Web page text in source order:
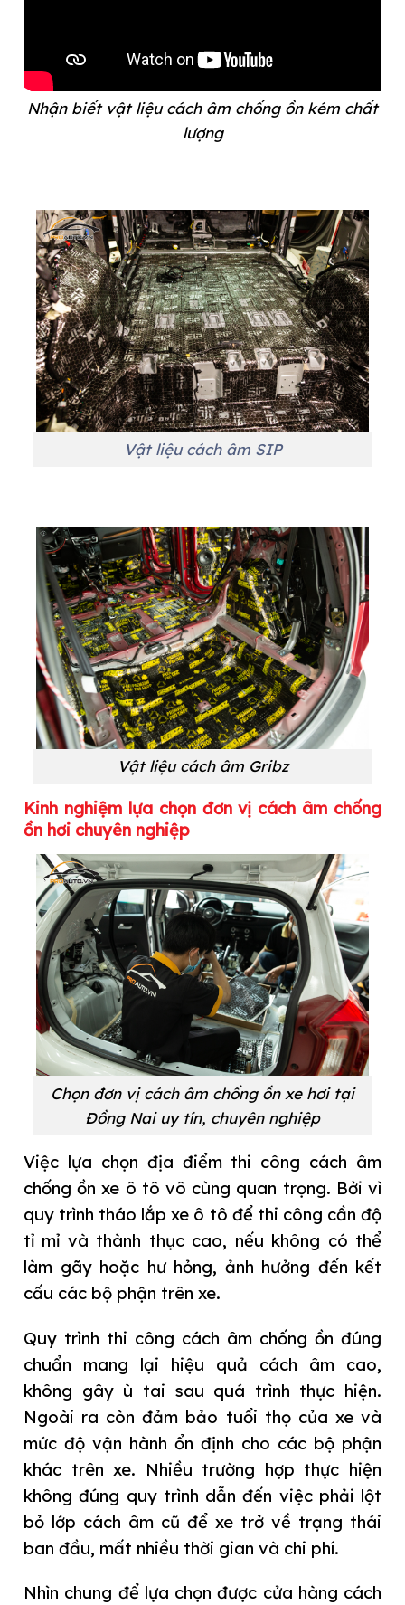
Nhận biết vật liệu cách âm chống ồn kém chất
lượng
Vật liệu cách âm SIP
Vật liệu cách âm Gribz
Kinh nghiệm lựa chọn đơn vị cách âm chống
ồn hơi chuyên nghiệp
Chọn đơn vị cách âm chống ồn xe hơi tại
Đồng Nai uy tín, chuyên nghiệp
Việc lựa chọn địa điểm thi công cách âm
chống ồn xe ô tô vô cùng quan trọng. Bởi vì
quy trình tháo lắp xe ô tô để thi công cần độ
tỉ mỉ và thành thục cao, nếu không có thể
làm gãy hoặc hư hỏng, ảnh hưởng đến kết
cấu các bộ phận trên xe.
Quy trình thi công cách âm chống ồn đúng
chuẩn mang lại hiệu quả cách âm cao,
không gây ù tai sau quá trình thực hiện.
Ngoài ra còn đảm bảo tuổi thọ của xe và
mức độ vận hành ổn định cho các bộ phận
khác trên xe. Nhiều trường hợp thực hiện
không đúng quy trình dẫn đến việc phải lột
bỏ lớp cách âm cũ để xe trở về trạng thái
ban đầu, mất nhiều thời gian và chi phí.
Nhìn chung để lựa chọn được cửa hàng cách